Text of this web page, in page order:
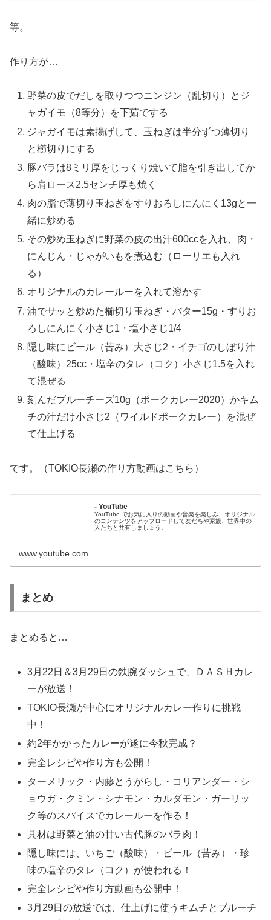
等。
作り方が…
野菜の皮でだしを取りつつニンジン（乱切り）とジ
ャガイモ（8等分）を下茹でする
ジャガイモは素揚げして、玉ねぎは半分ずつ薄切り
と櫛切りにする
豚バラは8ミリ厚をじっくり焼いて脂を引き出してか
ら肩ロース2.5センチ厚も焼く
肉の脂で薄切り玉ねぎをすりおろしにんにく13gと一
緒に炒める
その炒め玉ねぎに野菜の皮の出汁600ccを入れ、肉・
にんじん・じゃがいもを煮込む（ローリエも入れ
る）
オリジナルのカレールーを入れて溶かす
油でサッと炒めた櫛切り玉ねぎ・バター15g・すりお
ろしにんにく小さじ1・塩小さじ1/4
隠し味にビール（苦み）大さじ2・イチゴのしぼり汁
（酸味）25cc・塩辛のタレ（コク）小さじ1.5を入れ
て混ぜる
刻んだブルーチーズ10g（ポークカレー2020）かキム
チの汁だけ小さじ2（ワイルドポークカレー）を混ぜ
て仕上げる
です。（TOKIO長瀬の作り方動画はこちら）
- YouTube
YouTube でお気に入りの動画や音楽を楽しみ、オリジナル
のコンテンツをアップロードして友だちや家族、世界中の
人たちと共有しましょう。
www.youtube.com
まとめ
まとめると…
3月22日＆3月29日の鉄腕ダッシュで、ＤＡＳＨカレ
ーが放送！
TOKIO長瀬が中心にオリジナルカレー作りに挑戦
中！
約2年かかったカレーが遂に今秋完成？
完全レシピや作り方も公開！
ターメリック・内藤とうがらし・コリアンダー・シ
ョウガ・クミン・シナモン・カルダモン・ガーリッ
ク等のスパイスでカレールーを作る！
具材は野菜と油の甘い古代豚のバラ肉！
隠し味には、いちご（酸味）・ビール（苦み）・珍
味の塩辛のタレ（コク）が使われる！
完全レシピや作り方動画も公開中！
3月29日の放送では、仕上げに使うキムチとブルーチ